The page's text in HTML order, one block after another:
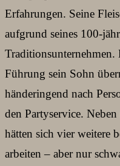
Erfahrungen. Seine
aufgrund seines 100-
Traditionsunternehmen.
Führung sein Sohn
händeringend nach
den Partyservice.
hätten sich vier weitere
arbeiten – aber nur